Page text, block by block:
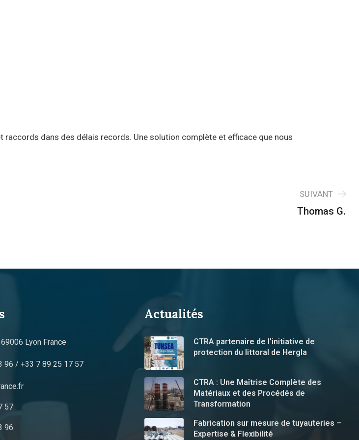
raccords dans des délais records. Une solution complète et efficace que nous
SUIVANT
Thomas G.
Lyon France
96 / +33 7 89 25 17 57
57
96
Actualités
CTRA partenaire de l’initiative de
protection du littoral de Hergla
CTRA : Une Maîtrise Complète des
Matériaux et des Procédés de
Transformation
Fabrication sur mesure de tuyauteries –
Expertise & Flexibilité